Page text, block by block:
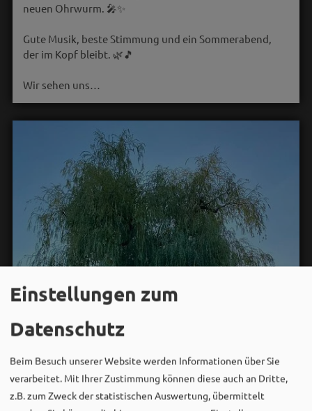
neuen Ohrwurm. 🎤✨
Gute Musik, beste Stimmung und ein Sommerabend,
der im Kopf bleibt. 🌿🎵
Wir sehen uns…
Einstellungen zum
Datenschutz
Beim Besuch unserer Website werden Informationen über Sie
verarbeitet. Mit Ihrer Zustimmung können diese auch an Dritte,
z.B. zum Zweck der statistischen Auswertung, übermittelt